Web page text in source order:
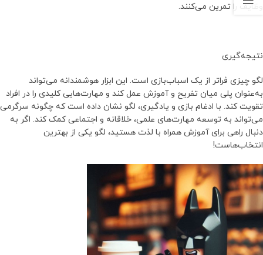
وظایف را تمرین می‌کنند.
نتیجه‌گیری
لگو چیزی فراتر از یک اسباب‌بازی است. این ابزار هوشمندانه می‌تواند
به‌عنوان پلی میان تفریح و آموزش عمل کند و مهارت‌هایی کلیدی را در افراد
تقویت کند. با ادغام بازی و یادگیری، لگو نشان داده است که چگونه سرگرمی
می‌تواند به توسعه مهارت‌های علمی، خلاقانه و اجتماعی کمک کند. اگر به
دنبال راهی برای آموزش همراه با لذت هستید، لگو یکی از بهترین
انتخاب‌هاست!